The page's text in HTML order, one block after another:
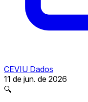
CEVIU Dados
11 de jun. de 2026
🔍